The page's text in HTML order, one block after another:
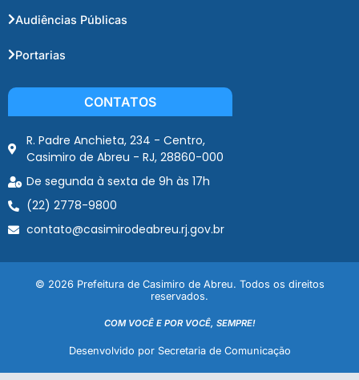
Audiências Públicas
Portarias
CONTATOS
R. Padre Anchieta, 234 - Centro,
Casimiro de Abreu - RJ, 28860-000
De segunda à sexta de 9h às 17h
(22) 2778-9800
contato@casimirodeabreu.rj.gov.br
© 2026 Prefeitura de Casimiro de Abreu. Todos os direitos
reservados.
COM VOCÊ E POR VOCÊ, SEMPRE!
Desenvolvido por Secretaria de Comunicação